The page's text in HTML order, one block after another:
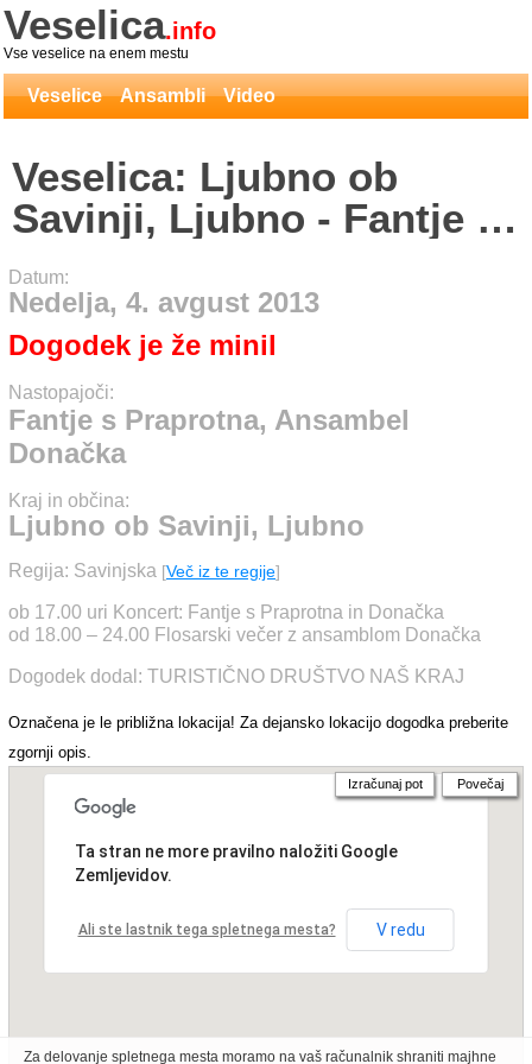
Veselica.info
Vse veselice na enem mestu
Veselice Ansambli Video
Veselica: Ljubno ob
Savinji, Ljubno - Fantje s
Praprotna, Ansambel
Donačka
Datum:
Nedelja, 4. avgust 2013
Dogodek je že minil
Nastopajoči:
Fantje s Praprotna, Ansambel
Donačka
Kraj in občina:
Ljubno ob Savinji, Ljubno
Regija: Savinjska [Več iz te regije]
ob 17.00 uri Koncert: Fantje s Praprotna in Donačka
od 18.00 – 24.00 Flosarski večer z ansamblom Donačka
Dogodek dodal: TURISTIČNO DRUŠTVO NAŠ KRAJ
Označena je le približna lokacija! Za dejansko lokacijo dogodka preberite
zgornji opis.
Ta stran ne more pravilno naložiti Google
Zemljevidov.
Ali ste lastnik tega spletnega mesta? V redu
Izračunaj pot Povečaj
Za delovanje spletnega mesta moramo na vaš računalnik shraniti majhne